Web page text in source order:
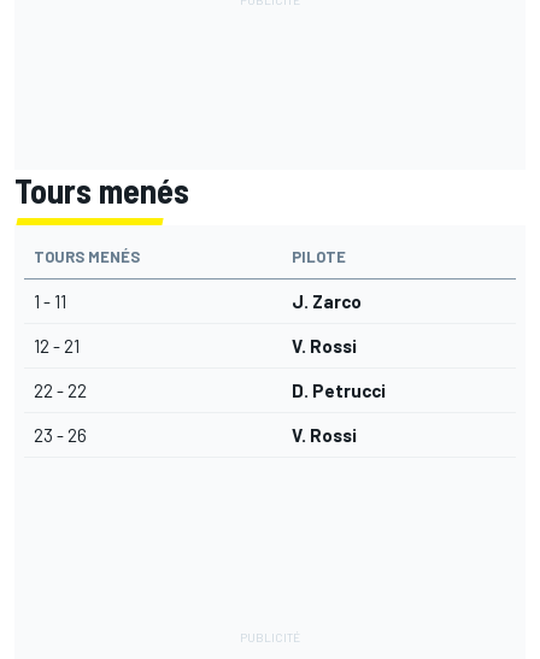
Tours menés
TOURS MENÉS PILOTE
1 - 11 J. Zarco
12 - 21 V. Rossi
22 - 22 D. Petrucci
23 - 26 V. Rossi